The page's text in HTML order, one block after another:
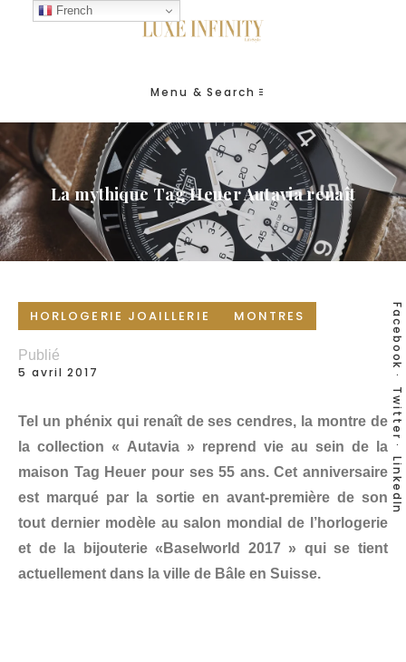
Menu & Search
La mythique Tag Heuer Autavia renaît
Facebook
Twitter
LinkedIn
HORLOGERIE JOAILLERIE MONTRES
Publié
5 avril 2017
Tel un phénix qui renaît de ses cendres, la montre de
la collection « Autavia » reprend vie au sein de la
maison Tag Heuer pour ses 55 ans. Cet anniversaire
est marqué par la sortie en avant-première de son
tout dernier modèle au salon mondial de l’horlogerie
et de la bijouterie «Baselworld 2017 » qui se tient
actuellement dans la ville de Bâle en Suisse.
French